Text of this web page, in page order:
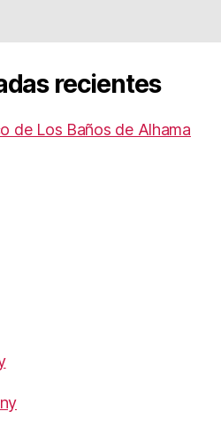
recientes
de Los Baños de Alhama